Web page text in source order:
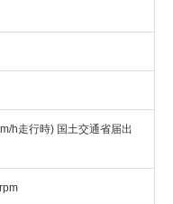
h走行時) 国土交通省届出